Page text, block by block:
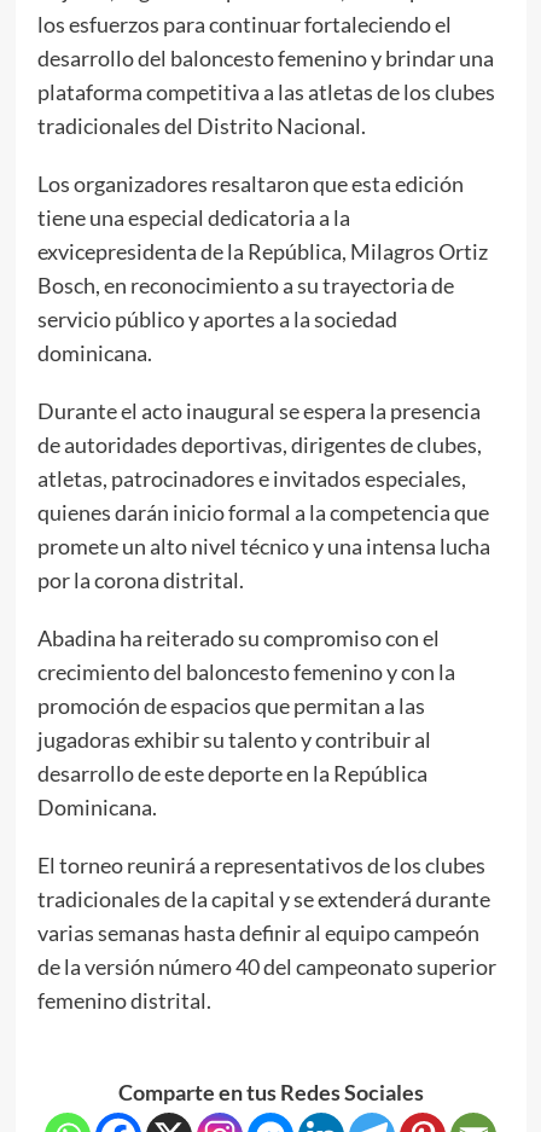
los esfuerzos para continuar fortaleciendo el
desarrollo del baloncesto femenino y brindar una
plataforma competitiva a las atletas de los clubes
tradicionales del Distrito Nacional.
Los organizadores resaltaron que esta edición
tiene una especial dedicatoria a la
exvicepresidenta de la República, Milagros Ortiz
Bosch, en reconocimiento a su trayectoria de
servicio público y aportes a la sociedad
dominicana.
Durante el acto inaugural se espera la presencia
de autoridades deportivas, dirigentes de clubes,
atletas, patrocinadores e invitados especiales,
quienes darán inicio formal a la competencia que
promete un alto nivel técnico y una intensa lucha
por la corona distrital.
Abadina ha reiterado su compromiso con el
crecimiento del baloncesto femenino y con la
promoción de espacios que permitan a las
jugadoras exhibir su talento y contribuir al
desarrollo de este deporte en la República
Dominicana.
El torneo reunirá a representativos de los clubes
tradicionales de la capital y se extenderá durante
varias semanas hasta definir al equipo campeón
de la versión número 40 del campeonato superior
femenino distrital.
Comparte en tus Redes Sociales